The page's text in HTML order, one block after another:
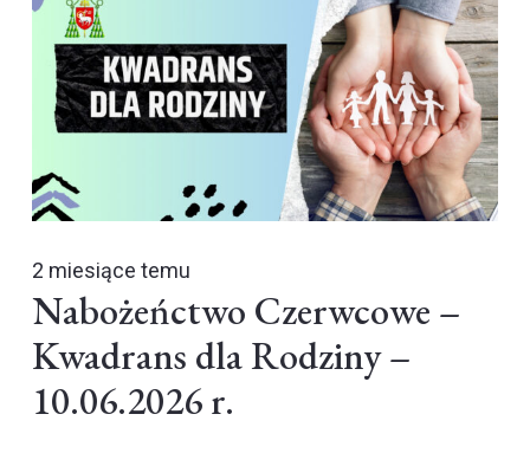
2 miesiące temu
Nabożeńctwo Czerwcowe –
Kwadrans dla Rodziny –
10.06.2026 r.